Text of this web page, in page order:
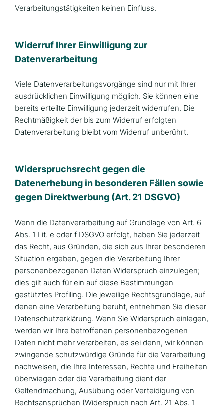
Verarbeitungstätigkeiten keinen Einfluss.
Widerruf Ihrer Einwilligung zur
Datenverarbeitung
Viele Datenverarbeitungsvorgänge sind nur mit Ihrer
ausdrücklichen Einwilligung möglich. Sie können eine
bereits erteilte Einwilligung jederzeit widerrufen. Die
Rechtmäßigkeit der bis zum Widerruf erfolgten
Datenverarbeitung bleibt vom Widerruf unberührt.
Widerspruchsrecht gegen die
Datenerhebung in besonderen Fällen sowie
gegen Direktwerbung (Art. 21 DSGVO)
Wenn die Datenverarbeitung auf Grundlage von Art. 6
Abs. 1 Lit. e oder f DSGVO erfolgt, haben Sie jederzeit
das Recht, aus Gründen, die sich aus Ihrer besonderen
Situation ergeben, gegen die Verarbeitung Ihrer
personenbezogenen Daten Widerspruch einzulegen;
dies gilt auch für ein auf diese Bestimmungen
gestütztes Profiling. Die jeweilige Rechtsgrundlage, auf
denen eine Verarbeitung beruht, entnehmen Sie dieser
Datenschutzerklärung. Wenn Sie Widerspruch einlegen,
werden wir Ihre betroffenen personenbezogenen
Daten nicht mehr verarbeiten, es sei denn, wir können
zwingende schutzwürdige Gründe für die Verarbeitung
nachweisen, die Ihre Interessen, Rechte und Freiheiten
überwiegen oder die Verarbeitung dient der
Geltendmachung, Ausübung oder Verteidigung von
Rechtsansprüchen (Widerspruch nach Art. 21 Abs. 1